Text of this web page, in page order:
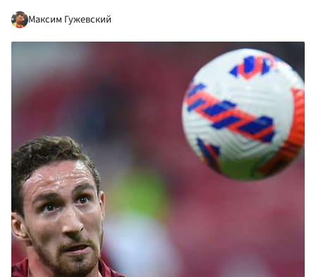
Максим Гужевский